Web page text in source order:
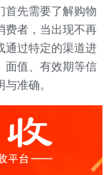
首先需要了解购物
费者，当出现不再
通过特定的渠道进
面值、有效期等信
准确。